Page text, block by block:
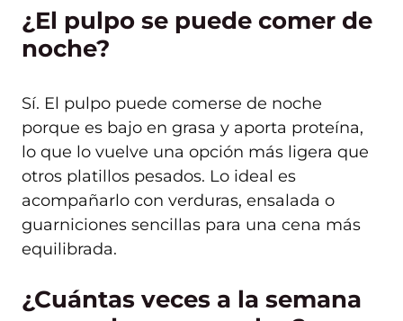
¿El pulpo se puede comer de
noche?
Sí. El pulpo puede comerse de noche
porque es bajo en grasa y aporta proteína,
lo que lo vuelve una opción más ligera que
otros platillos pesados. Lo ideal es
acompañarlo con verduras, ensalada o
guarniciones sencillas para una cena más
equilibrada.
¿Cuántas veces a la semana